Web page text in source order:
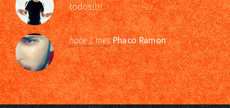
todos!!!!
hace 1 mesPhaco Ramon